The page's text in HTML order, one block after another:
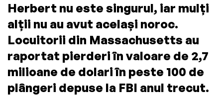
Herbert nu este singurul, iar mulți
alții nu au avut același noroc.
Locuitorii din Massachusetts au
raportat pierderi în valoare de 2,7
milioane de dolari în peste 100 de
plângeri depuse la FBI anul trecut.